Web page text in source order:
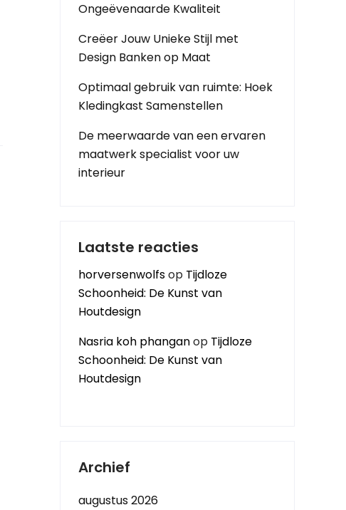
Ongeëvenaarde Kwaliteit
Creëer Jouw Unieke Stijl met
Design Banken op Maat
Optimaal gebruik van ruimte: Hoek
Kledingkast Samenstellen
De meerwaarde van een ervaren
maatwerk specialist voor uw
interieur
Laatste reacties
horversenwolfsop Tijdloze
Schoonheid: De Kunst van
Houtdesign
Nasria koh phanganop Tijdloze
Schoonheid: De Kunst van
Houtdesign
Archief
augustus 2026